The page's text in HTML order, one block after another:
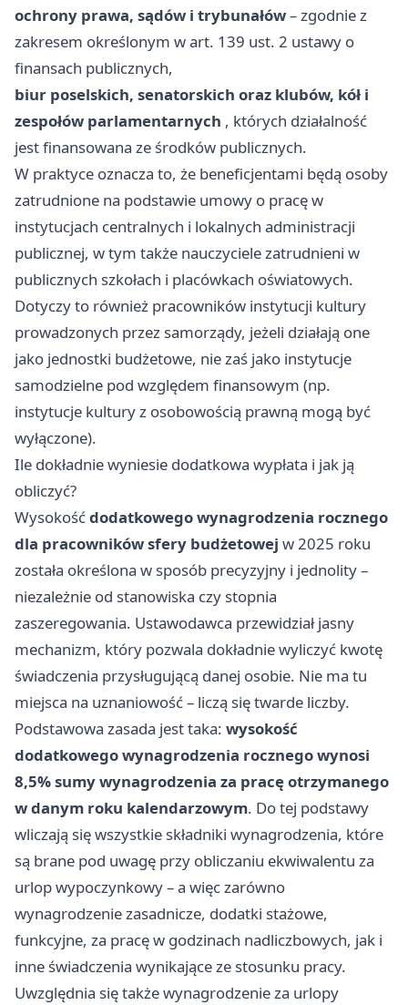
ochrony prawa, sądów i trybunałów– zgodnie z
zakresem określonym w art. 139 ust. 2 ustawy o
finansach publicznych,
biur poselskich, senatorskich oraz klubów, kół i
zespołów parlamentarnych , których działalność
jest finansowana ze środków publicznych.
W praktyce oznacza to, że beneficjentami będą osoby
zatrudnione na podstawie umowy o pracę w
instytucjach centralnych i lokalnych administracji
publicznej, w tym także nauczyciele zatrudnieni w
publicznych szkołach i placówkach oświatowych.
Dotyczy to również pracowników instytucji kultury
prowadzonych przez samorządy, jeżeli działają one
jako jednostki budżetowe, nie zaś jako instytucje
samodzielne pod względem finansowym (np.
instytucje kultury z osobowością prawną mogą być
wyłączone).
Ile dokładnie wyniesie dodatkowa wypłata i jak ją
obliczyć?
Wysokośćdodatkowego wynagrodzenia rocznego
dla pracowników sfery budżetowej w 2025 roku
została określona w sposób precyzyjny i jednolity –
niezależnie od stanowiska czy stopnia
zaszeregowania. Ustawodawca przewidział jasny
mechanizm, który pozwala dokładnie wyliczyć kwotę
świadczenia przysługującą danej osobie. Nie ma tu
miejsca na uznaniowość – liczą się twarde liczby.
Podstawowa zasada jest taka: wysokość
dodatkowego wynagrodzenia rocznego wynosi
8,5% sumy wynagrodzenia za pracę otrzymanego
w danym roku kalendarzowym. Do tej podstawy
wliczają się wszystkie składniki wynagrodzenia, które
są brane pod uwagę przy obliczaniu ekwiwalentu za
urlop wypoczynkowy – a więc zarówno
wynagrodzenie zasadnicze, dodatki stażowe,
funkcyjne, za pracę w godzinach nadliczbowych, jak i
inne świadczenia wynikające ze stosunku pracy.
Uwzględnia się także wynagrodzenie za urlopy